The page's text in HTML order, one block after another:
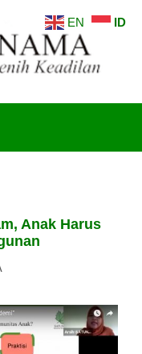
Anak Harus
EN ID